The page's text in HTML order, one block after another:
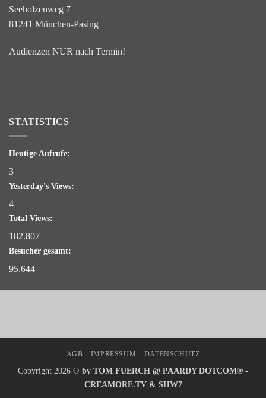
Seeholzenweg 7
81241 München-Pasing
Audienzen NUR nach Termin!
STATISTICS
Heutige Aufrufe:
3
Yesterday's Views:
4
Total Views:
182.807
Besucher gesamt:
95.644
AGB IMPRESSUM DATENSCHUTZ
Copyright 2026 © by TOM FUERCH @ PAARDY DOTCOM® -
CREAMORE.TV & SHW7